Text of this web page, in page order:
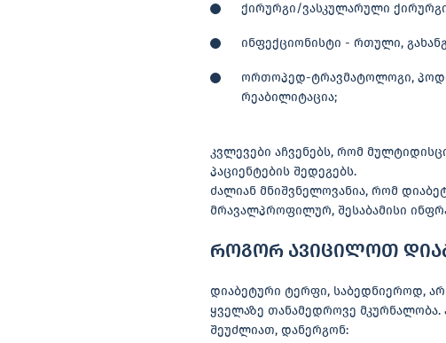
ქირურგი/ვასკულარული
ინფექციონისტი - რთული,
ორთოპედ-ტრავმატოლოგი,
რეაბილიტაცია;
კვლევები აჩვენებს, რომ
პაციენტების შედეგებს.
ძალიან მნიშვნელოვანია, რომ
მრავალპროფილურ, შესაბამისი
როგორ ავიცილოთ
დიაბეტური ტერფი, საბედნიეროდ,
ყველაზე თანამედროვე მკურნალობა.
შეუძლიათ, დანერგონ: